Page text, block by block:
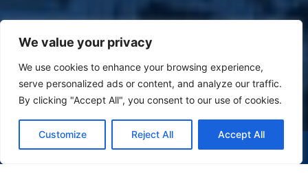
We value your privacy
We use cookies to enhance your browsing experience,
serve personalized ads or content, and analyze our traffic.
By clicking "Accept All", you consent to our use of cookies.
Customize Reject All Accept All
(47) 9 9977-7630